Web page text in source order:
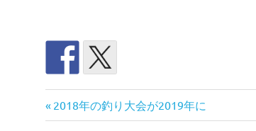
拠
投
前
の
2018年の釣り大会が2019年に